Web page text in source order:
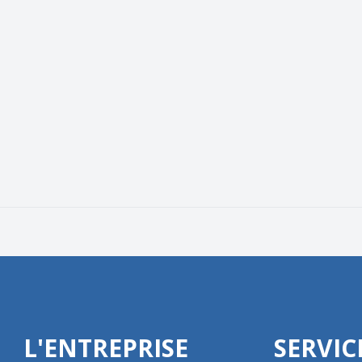
L'ENTREPRISE